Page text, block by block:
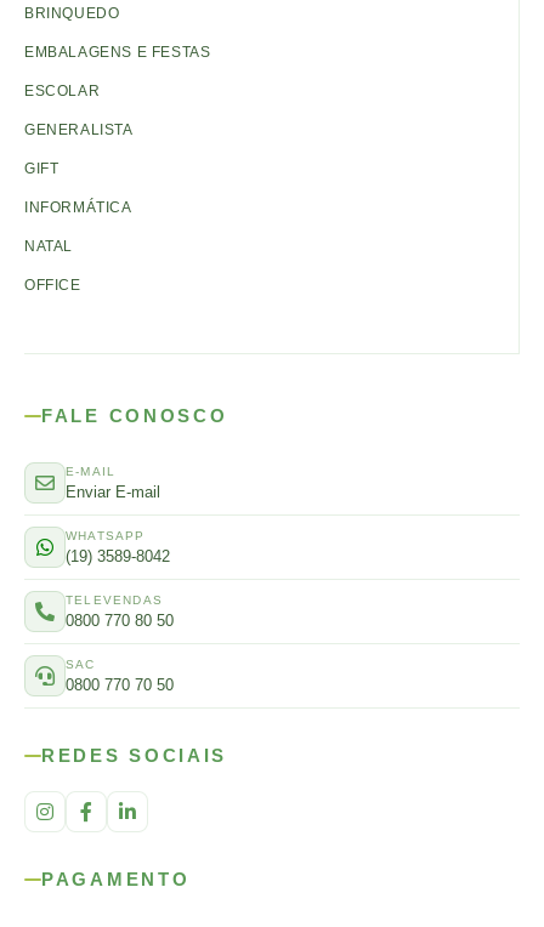
BRINQUEDO
EMBALAGENS E FESTAS
ESCOLAR
GENERALISTA
GIFT
INFORMÁTICA
NATAL
OFFICE
FALE CONOSCO
E-MAIL
Enviar E-mail
WHATSAPP
(19) 3589-8042
TELEVENDAS
0800 770 80 50
SAC
0800 770 70 50
REDES SOCIAIS
PAGAMENTO